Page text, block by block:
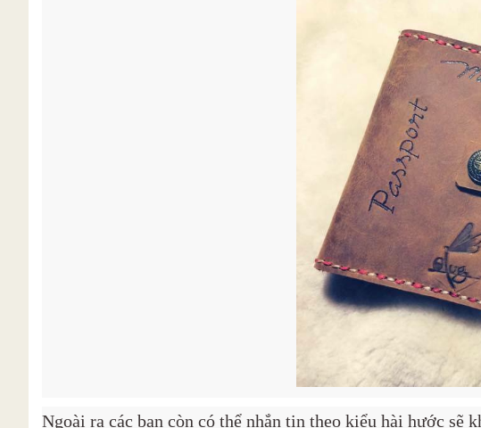
Ngoài ra các bạn còn có thể nhắn tin theo kiểu hài hước